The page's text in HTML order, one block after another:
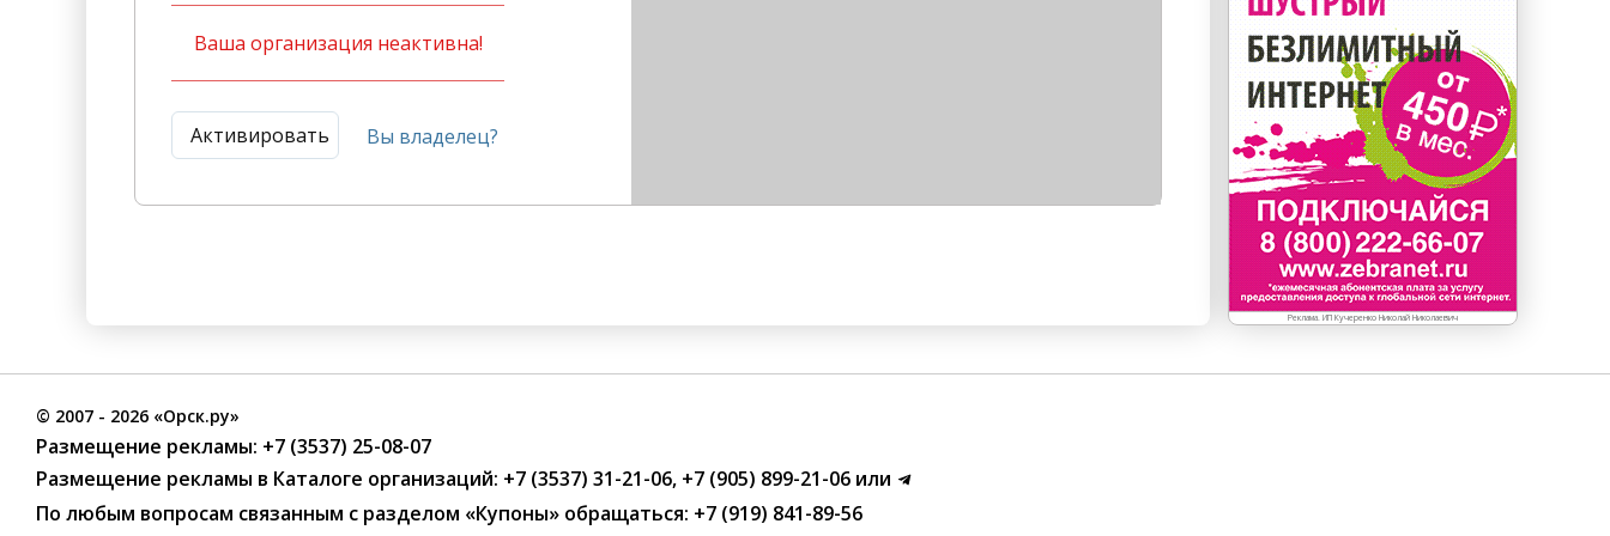
Ваша организация неактивна!
Активировать Вы владелец?
Реклама. ИП Кучеренко Николай Николаевич
© 2007 - 2026 «Орск.ру»
Размещение рекламы: +7 (3537) 25-08-07
Размещение рекламы в Каталоге организаций: +7 (3537) 31-21-06, +7 (905) 899-21-06 или
По любым вопросам связанным с разделом «Купоны» обращаться: +7 (919) 841-89-56